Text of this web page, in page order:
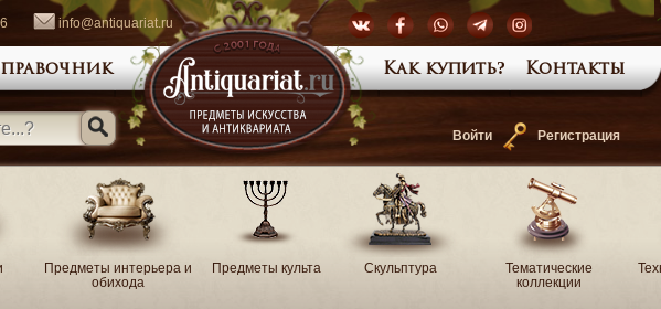
info@antiquariat.ru
Войти Регистрация
Как купить? Контакты
Предметы интерьера и
обихода
Предметы культа Скульптура
Тематические
коллекции